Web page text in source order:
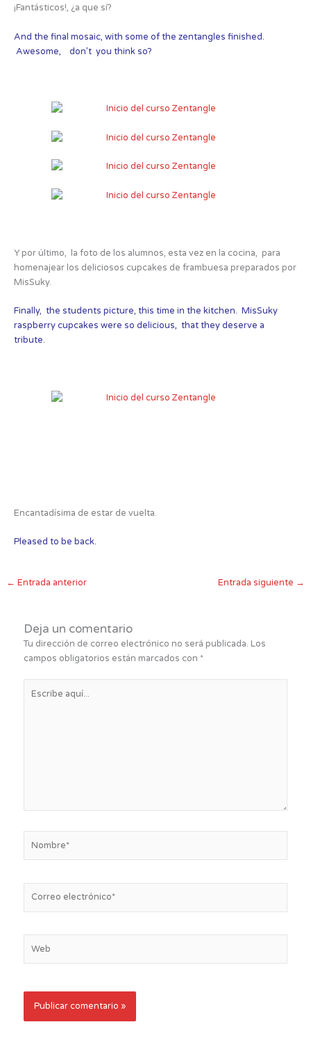
¡Fantásticos!, ¿a que sí?
And the final mosaic, with some of the zentangles finished.
Awesome, don’t you think so?
Y por último, la foto de los alumnos, esta vez en la cocina, para
homenajear los deliciosos cupcakes de frambuesa preparados por
MisSuky.
Finally, the students picture, this time in the kitchen. MisSuky
raspberry cupcakes were so delicious, that they deserve a
tribute.
Encantadísima de estar de vuelta.
Pleased to be back.
← Entrada anterior Entrada siguiente →
Deja un comentario
Tu dirección de correo electrónico no será publicada. Los
campos obligatorios están marcados con *
aquí...